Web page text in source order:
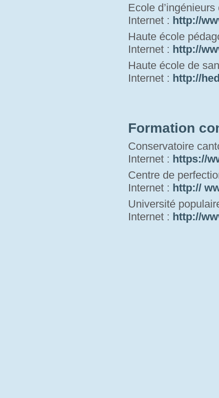
Ecole
Internet : http://
Haute école
Internet : http://
Haute école de
Internet : http://
Formation
Conservatoire
Internet : https://
Centre de
Internet : http://
Université
Internet : http://